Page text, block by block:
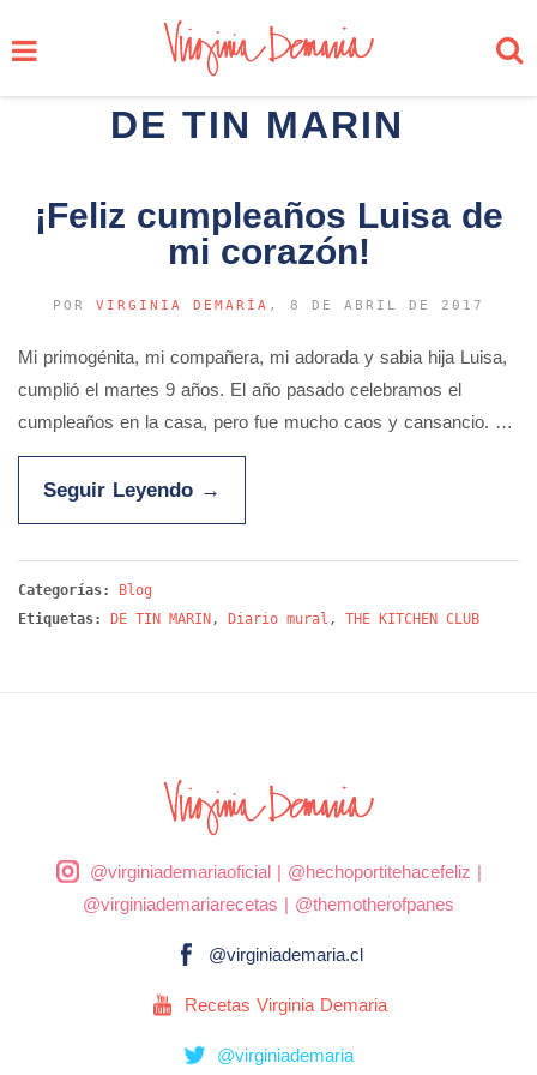
DE TIN MARIN
¡Feliz cumpleaños Luisa de
mi corazón!
POR VIRGINIA DEMARÍA , 8 DE ABRIL DE 2017
Mi primogénita, mi compañera, mi adorada y sabia hija Luisa,
cumplió el martes 9 años. El año pasado celebramos el
cumpleaños en la casa, pero fue mucho caos y cansancio. …
Seguir Leyendo →
Categorías:
Blog
Etiquetas:
DE TIN MARIN , Diario mural , THE KITCHEN CLUB
@virginiademariaoficial| @hechoportitehacefeliz |
@virginiademariarecetas | @themotherofpanes
@virginiademaria.cl
Recetas Virginia Demaria
@virginiademaria